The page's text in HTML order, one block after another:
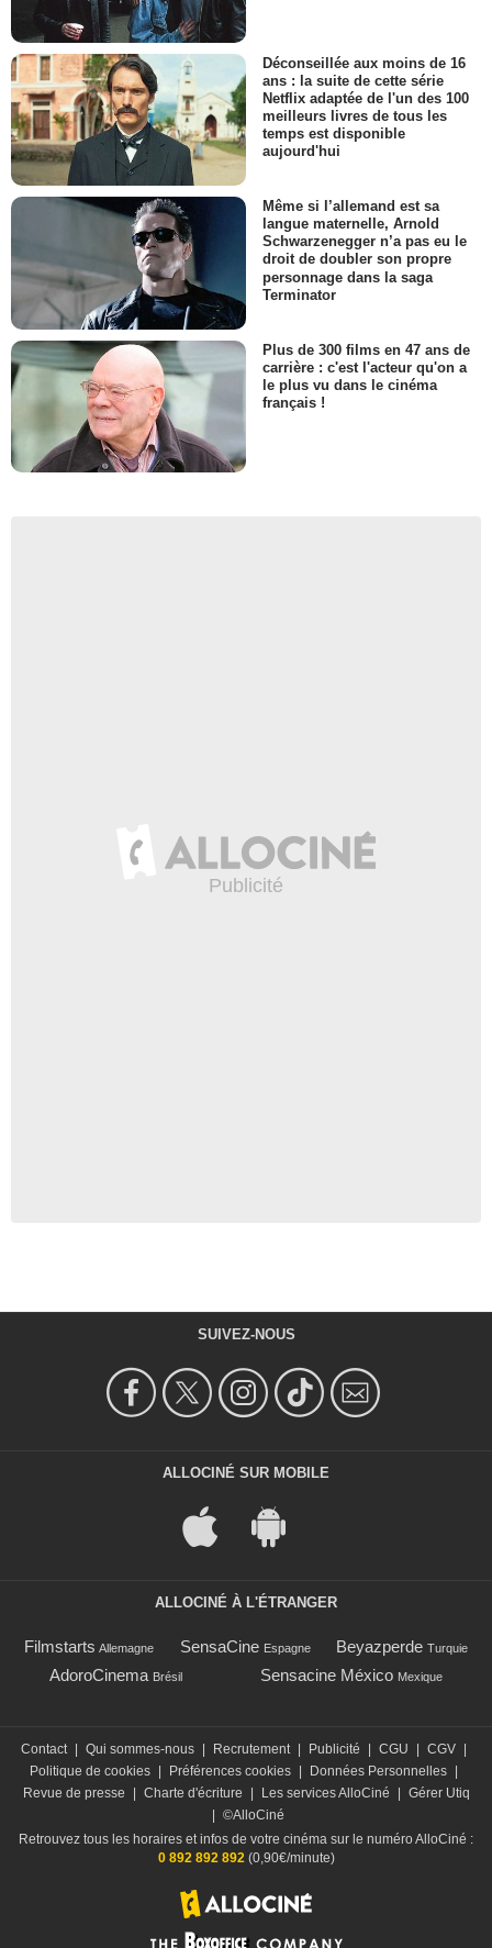
Déconseillée aux moins de 16
ans : la suite de cette série
Netflix adaptée de l'un des 100
meilleurs livres de tous les
temps est disponible
aujourd'hui
Même si l’allemand est sa
langue maternelle, Arnold
Schwarzenegger n’a pas eu le
droit de doubler son propre
personnage dans la saga
Terminator
Plus de 300 films en 47 ans de
carrière : c'est l'acteur qu'on a
le plus vu dans le cinéma
français !
SUIVEZ-NOUS
ALLOCINÉ SUR MOBILE
ALLOCINÉ À L'ÉTRANGER
Filmstarts Allemagne SensaCine Espagne Beyazperde Turquie
AdoroCinema Brésil Sensacine México Mexique
Contact Qui sommes-nous Recrutement Publicité CGU CGV
Politique de cookies
Préférences cookies Données Personnelles
Revue de presse
Charte d'écriture Les services AlloCiné
Gérer Utiq
©AlloCiné
Retrouvez tous les horaires et infos de votre cinéma sur le numéro AlloCiné :
0 892 892 892(0,90€/minute)